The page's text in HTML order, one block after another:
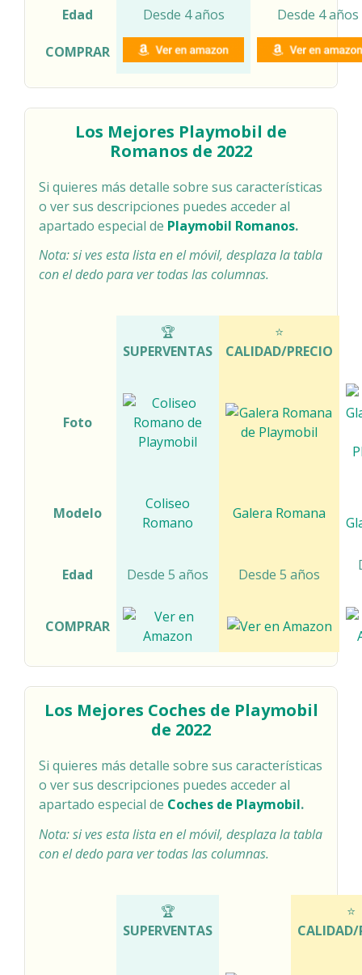
Edad Desde 4 años Desde 4 años
COMPRAR
Los Mejores Playmobil de
Romanos de 2022
Si quieres más detalle sobre sus características
o ver sus descripciones puedes acceder al
apartado especial de Playmobil Romanos.
Nota: si ves esta lista en el móvil, desplaza la tabla
con el dedo para ver todas las columnas.
🏆
SUPERVENTAS
⭐
CALIDAD/PRECIO
Foto
Modelo
Coliseo
Romano
Galera Romana
Edad Desde 5 años Desde 5 años
COMPRAR
Los Mejores Coches de Playmobil
de 2022
Si quieres más detalle sobre sus características
o ver sus descripciones puedes acceder al
apartado especial de Coches de Playmobil.
Nota: si ves esta lista en el móvil, desplaza la tabla
con el dedo para ver todas las columnas.
🏆
SUPERVENTAS
⭐
CALIDAD/